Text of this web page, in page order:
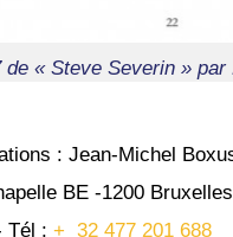
« Steve Severin »
: Jean-Michel
BE -1200 Bruxelles
Tél : + 32 477 201 688